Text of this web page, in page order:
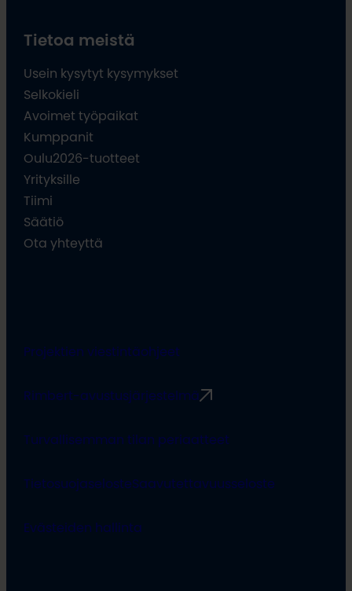
Tietoa meistä
Usein kysytyt kysymykset
Selkokieli
Avoimet työpaikat
Kumppanit
Oulu2026-tuotteet
Yrityksille
Tiimi
Säätiö
Ota yhteyttä
Projektien viestintäohjeet
Rimbert-avustusjärjestelmä
Turvallisemman tilan periaatteet
TietosuojaselosteSaavutettavuusseloste
Evästeiden hallinta